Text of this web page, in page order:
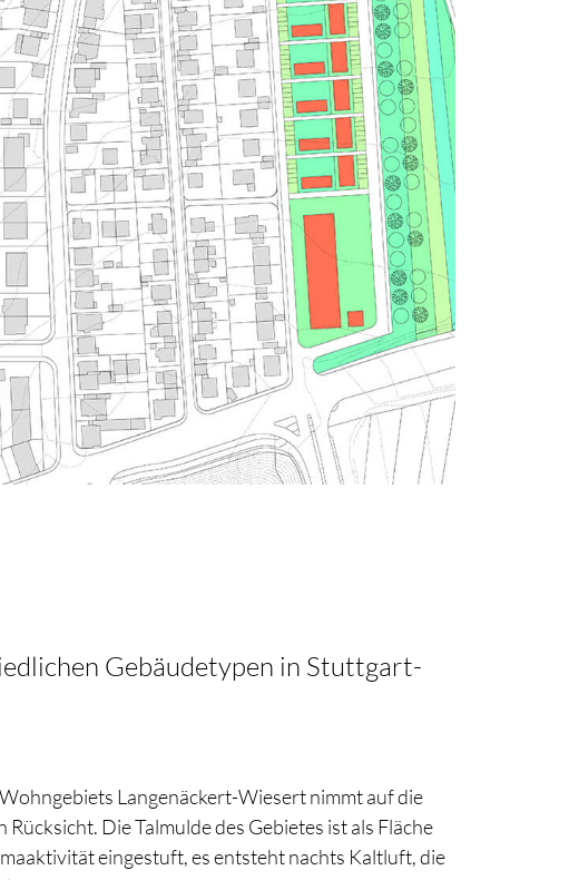
Gebäudetypen in Stuttgart-
Langenäckert-Wiesert nimmt auf die
Rücksicht. Die Talmulde des Gebietes ist als Fläche
eingestuft, es entsteht nachts Kaltluft, die